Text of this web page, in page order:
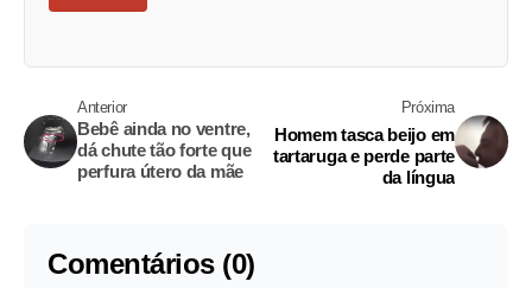
Anterior
Bebê ainda no ventre,
dá chute tão forte que
perfura útero da mãe
Próxima
Homem tasca beijo em
tartaruga e perde parte
da língua
Comentários (0)